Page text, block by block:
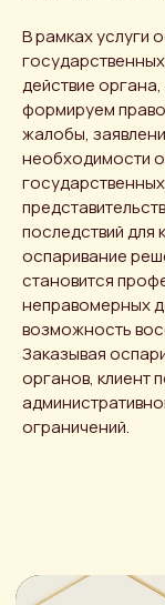
В рамках услуги
действие
формируем
жалобы,
необходимости
последствий для
оспаривание
становится
неправомерных
возможность
Заказывая
органов, клиент
ограничений.
Имя